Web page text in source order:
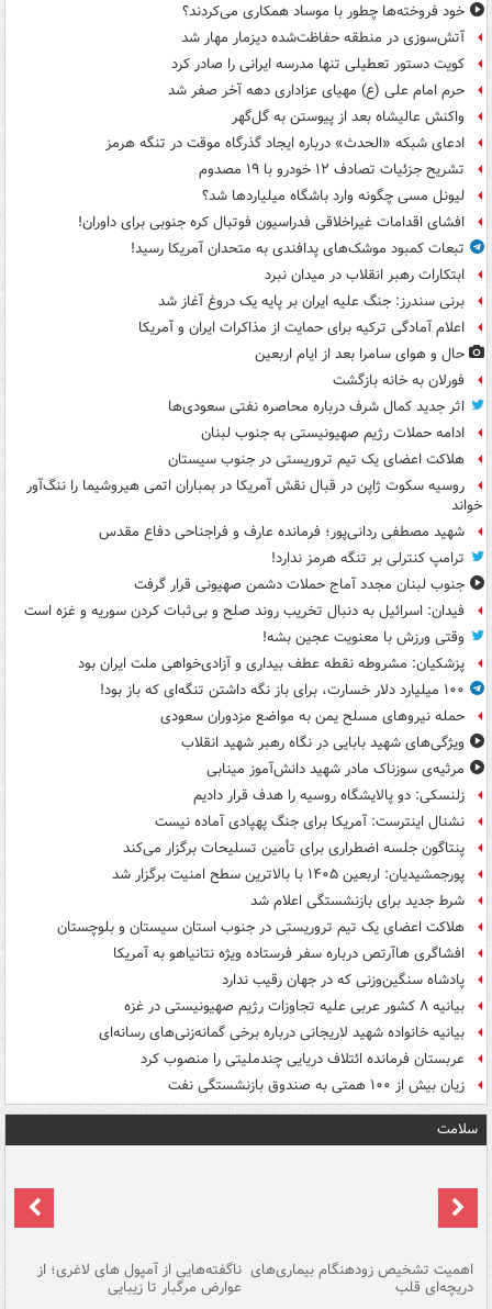
خود فروخته‌ها چطور با موساد همکاری می‌کردند؟
آتش‌سوزی در منطقه حفاظت‌شده دیزمار مهار شد
کویت دستور تعطیلی تنها مدرسه ایرانی را صادر کرد
حرم امام علی (ع) مهیای عزاداری دهه آخر صفر شد
واکنش عالیشاه بعد از پیوستن به گل‌گهر
ادعای شبکه «الحدث» درباره ایجاد گذرگاه موقت در تنگه هرمز
تشریح جزئیات تصادف ۱۲ خودرو با ۱۹ مصدوم
لیونل مسی چگونه وارد باشگاه میلیاردها شد؟
افشای اقدامات غیراخلاقی فدراسیون فوتبال کره جنوبی برای داوران!
تبعات کمبود موشک‌های پدافندی به متحدان آمریکا رسید!
ابتکارات رهبر انقلاب در میدان نبرد
برنی سندرز: جنگ علیه ایران بر پایه یک دروغ آغاز شد
اعلام آمادگی ترکیه برای حمایت از مذاکرات ایران و آمریکا
حال و هوای سامرا بعد از ایام اربعین
فورلان به خانه بازگشت
اثر جدید کمال شرف درباره محاصره نفتی سعودی‌ها
ادامه حملات رژیم صهیونیستی به جنوب لبنان
هلاکت اعضای یک تیم تروریستی در جنوب سیستان
روسیه سکوت ژاپن در قبال نقش آمریکا در بمباران اتمی هیروشیما را ننگ‌آور
خواند
شهید مصطفی ردانی‌پور؛ فرمانده عارف و فراجناحی دفاع مقدس
ترامپ کنترلی بر تنگه هرمز ندارد!
جنوب لبنان مجدد آماج حملات دشمن صهیونی قرار گرفت
فیدان: اسرائیل به دنبال تخریب روند صلح و بی‌ثبات کردن سوریه و غزه است
وقتی ورزش با معنویت عجین بشه!
پزشکیان: مشروطه نقطه عطف بیداری و آزادی‌خواهی ملت ایران بود
۱۰۰ میلیارد دلار خسارت، برای باز نگه داشتن تنگه‌ای که باز بود!
حمله نیروهای مسلح یمن به مواضع مزدوران سعودی
ویژگی‌های شهید بابایی در نگاه رهبر شهید انقلاب
مرثیه‌ی سوزناک مادر شهید دانش‌آموز مینابی
زلنسکی: دو پالایشگاه روسیه را هدف قرار دادیم
نشنال اینترست: آمریکا برای جنگ پهپادی آماده نیست
پنتاگون جلسه اضطراری برای تأمین تسلیحات برگزار می‌کند
پورجمشیدیان: اربعین ۱۴۰۵ با بالاترین سطح امنیت برگزار شد
شرط جدید برای بازنشستگی اعلام شد
هلاکت اعضای یک تیم تروریستی در جنوب استان سیستان و بلوچستان
افشاگری هاآرتص درباره سفر فرستاده ویژه نتانیاهو به آمریکا
پادشاه سنگین‌وزنی که در جهان رقیب ندارد
بیانیه ۸ کشور عربی علیه تجاوزات رژیم صهیونیستی در غزه
بیانیه خانواده شهید لاریجانی درباره برخی گمانه‌زنی‌های رسانه‌ای
عربستان فرمانده ائتلاف دریایی چندملیتی را منصوب کرد
زیان بیش از ۱۰۰ همتی به صندوق‌ بازنشستگی نفت
سلامت
اهمیت تشخیص زودهنگام بیماری‌های
دریچه‌ای قلب
ناگفته‌هایی از آمپول های لاغری؛ از
عوارض مرگبار تا زیبایی